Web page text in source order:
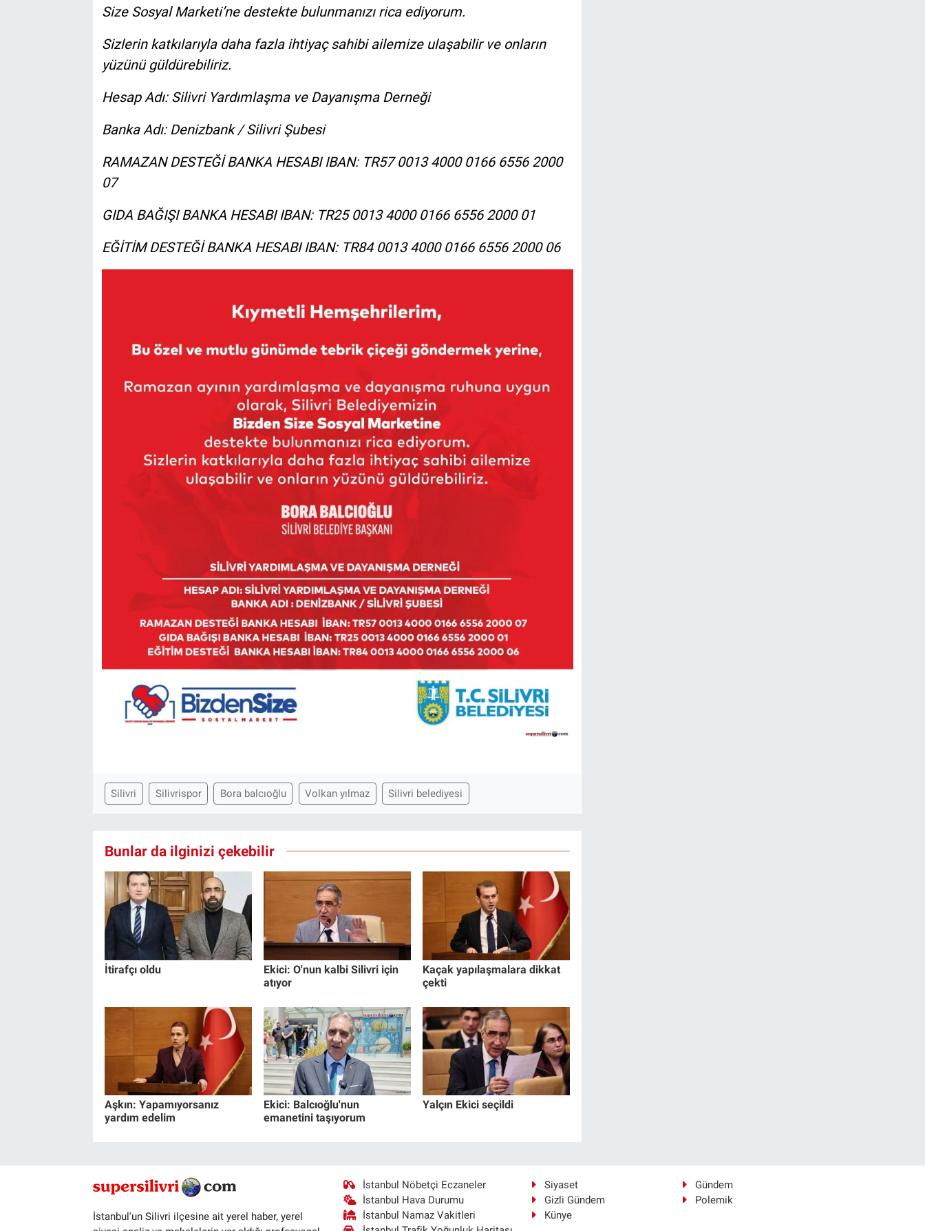
Size Sosyal Marketi’ne destekte bulunmanızı rica ediyorum.
Sizlerin katkılarıyla daha fazla ihtiyaç sahibi ailemize ulaşabilir ve onların
yüzünü güldürebiliriz.
Hesap Adı: Silivri Yardımlaşma ve Dayanışma Derneği
Banka Adı: Denizbank / Silivri Şubesi
RAMAZAN DESTEĞİ BANKA HESABI IBAN: TR57 0013 4000 0166 6556 2000
07
GIDA BAĞIŞI BANKA HESABI IBAN: TR25 0013 4000 0166 6556 2000 01
EĞİTİM DESTEĞİ BANKA HESABI IBAN: TR84 0013 4000 0166 6556 2000 06
Silivri Silivrispor Bora balcıoğlu Volkan yılmaz Silivri belediyesi
Bunlar da ilginizi çekebilir
İtirafçı oldu
Ekici: O'nun kalbi Silivri için
atıyor
Kaçak yapılaşmalara dikkat
çekti
Aşkın: Yapamıyorsanız
yardım edelim
Ekici: Balcıoğlu'nun
emanetini taşıyorum
Yalçın Ekici seçildi
İstanbul'un Silivri ilçesine ait yerel haber, yerel
İstanbul Nöbetçi Eczaneler
İstanbul Hava Durumu
İstanbul Namaz Vakitleri
Siyaset
Gündem
Gizli Gündem
Polemik
Künye